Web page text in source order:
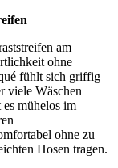
am
ohne
fühlt sich griffig
viele Wäschen
mühelos im
ohne zu
Hosen tragen.